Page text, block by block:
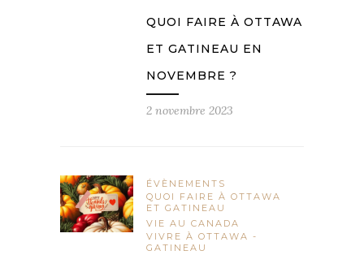
QUOI FAIRE À OTTAWA
ET GATINEAU EN
NOVEMBRE ?
2 novembre 2023
ÉVÈNEMENTS
QUOI FAIRE À OTTAWA
ET GATINEAU
VIE AU CANADA
VIVRE À OTTAWA -
GATINEAU